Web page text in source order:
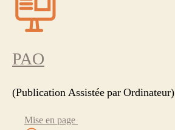
PAO
(Publication Assistée par Ordinateur)
Mise en page